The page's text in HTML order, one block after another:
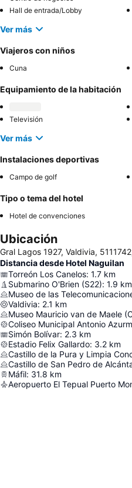
Hall de entrada/Lobby
Ver más
Viajeros con niños
Cuna
Equipamiento de la habitación
Televisión
Ver más
Instalaciones deportivas
Campo de golf
Tipo o tema del hotel
Hotel de convenciones
Ubicación
Gral Lagos 1927, Valdivia,
Distancia desde Hotel Naguilan
Torreón Los Canelos: 1.7 km
Submarino O'Brien (S22): 1.9 km
Museo de las
Valdivia: 2.1 km
Museo Mauricio van de Maele
Coliseo Municipal Antonio
Simón Bolívar: 2.3 km
Estadio Felix Gallardo: 3.2 km
Castillo de San Pedro de
Máfil: 31.8 km
Aeropuerto El Tepual Puerto